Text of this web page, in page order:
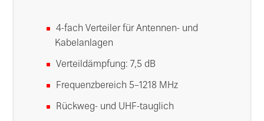
4-fach Verteiler für Antennen- und
Kabelanlagen
Verteildämpfung: 7,5 dB
Frequenzbereich 5–1218 MHz
Rückweg- und UHF-tauglich